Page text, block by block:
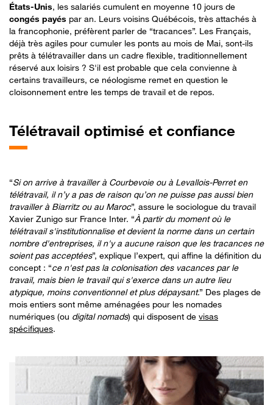
États-Unis, les salariés cumulent en moyenne 10 jours de
congés payés par an. Leurs voisins Québécois, très attachés à
la francophonie, préfèrent parler de “tracances”. Les Français,
déjà très agiles pour cumuler les ponts au mois de Mai, sont-ils
prêts à télétravailler dans un cadre flexible, traditionnellement
réservé aux loisirs ? S'il est probable que cela convienne à
certains travailleurs, ce néologisme remet en question le
cloisonnement entre les temps de travail et de repos.
Télétravail optimisé et confiance
“Si on arrive à travailler à Courbevoie ou à Levallois-Perret en
télétravail, il n’y a pas de raison qu’on ne puisse pas aussi bien
travailler à Biarritz ou au Maroc”, assure le sociologue du travail
Xavier Zunigo sur France Inter. “À partir du moment où le
télétravail s'institutionnalise et devient la norme dans un certain
nombre d'entreprises, il n'y a aucune raison que les tracances ne
soient pas acceptées”, explique l’expert, qui affine la définition du
concept : “ce n'est pas la colonisation des vacances par le
travail, mais bien le travail qui s'exerce dans un autre lieu
atypique, moins conventionnel et plus dépaysant.” Des plages de
mois entiers sont même aménagées pour les nomades
numériques (ou digital nomads) qui disposent de visas
spécifiques.